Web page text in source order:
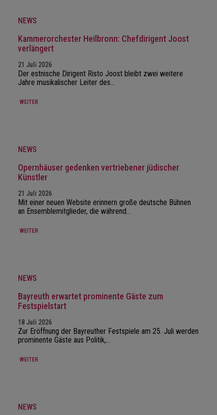
NEWS
Kammerorchester Heilbronn: Chefdirigent Joost
verlängert
21 Juli 2026
Der estnische Dirigent Risto Joost bleibt zwei weitere
Jahre musikalischer Leiter des…
WEITER
NEWS
Opernhäuser gedenken vertriebener jüdischer
Künstler
21 Juli 2026
Mit einer neuen Website erinnern große deutsche Bühnen
an Ensemblemitglieder, die während…
WEITER
NEWS
Bayreuth erwartet prominente Gäste zum
Festspielstart
18 Juli 2026
Zur Eröffnung der Bayreuther Festspiele am 25. Juli werden
prominente Gäste aus Politik,…
WEITER
NEWS